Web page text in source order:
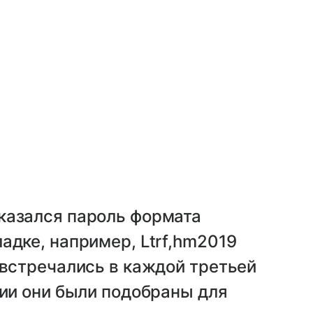
пароль формата
например, Ltrf,hm2019
в каждой третьей
они были подобраны для